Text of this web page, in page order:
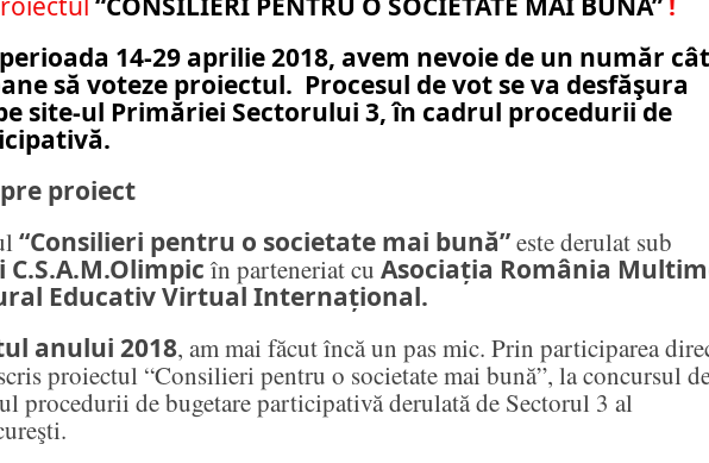
14-29 aprilie 2018, avem nevoie de un număr
să voteze proiectul. Procesul de vot se va desfăşura
site-ul Primăriei Sectorului 3, în cadrul procedurii de
proiect
“Consilieri pentru o societate mai bună”este derulat sub
C.S.A.M.Olimpic în parteneriat cu Asociația România
Educativ Virtual Internațional.
anului 2018, am mai făcut încă un pas mic. Prin participarea
proiectul “Consilieri pentru o societate mai bună”, la concursul
procedurii de bugetare participativă derulată de Sectorul 3 al